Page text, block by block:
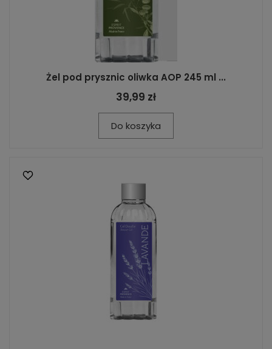
Żel pod prysznic oliwka AOP 245 ml ...
39,99 zł
Do koszyka